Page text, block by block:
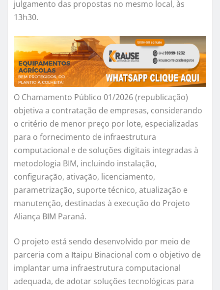
julgamento das propostas no mesmo local, às
13h30.
O Chamamento Público 01/2026 (republicação)
objetiva a contratação de empresas, considerando
o critério de menor preço por lote, especializadas
para o fornecimento de infraestrutura
computacional e de soluções digitais integradas à
metodologia BIM, incluindo instalação,
configuração, ativação, licenciamento,
parametrização, suporte técnico, atualização e
manutenção, destinadas à execução do Projeto
Aliança BIM Paraná.
O projeto está sendo desenvolvido por meio de
parceria com a Itaipu Binacional com o objetivo de
implantar uma infraestrutura computacional
adequada, de adotar soluções tecnológicas para